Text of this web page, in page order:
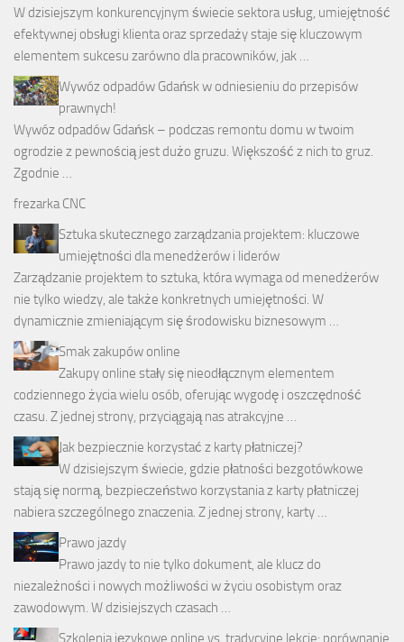
W dzisiejszym konkurencyjnym świecie sektora usług, umiejętność
efektywnej obsługi klienta oraz sprzedaży staje się kluczowym
elementem sukcesu zarówno dla pracowników, jak …
Wywóz odpadów Gdańsk w odniesieniu do przepisów
prawnych!
Wywóz odpadów Gdańsk – podczas remontu domu w twoim
ogrodzie z pewnością jest dużo gruzu. Większość z nich to gruz.
Zgodnie …
frezarka CNC
Sztuka skutecznego zarządzania projektem: kluczowe
umiejętności dla menedżerów i liderów
Zarządzanie projektem to sztuka, która wymaga od menedżerów
nie tylko wiedzy, ale także konkretnych umiejętności. W
dynamicznie zmieniającym się środowisku biznesowym …
Smak zakupów online
Zakupy online stały się nieodłącznym elementem
codziennego życia wielu osób, oferując wygodę i oszczędność
czasu. Z jednej strony, przyciągają nas atrakcyjne …
Jak bezpiecznie korzystać z karty płatniczej?
W dzisiejszym świecie, gdzie płatności bezgotówkowe
stają się normą, bezpieczeństwo korzystania z karty płatniczej
nabiera szczególnego znaczenia. Z jednej strony, karty …
Prawo jazdy
Prawo jazdy to nie tylko dokument, ale klucz do
niezależności i nowych możliwości w życiu osobistym oraz
zawodowym. W dzisiejszych czasach …
Szkolenia językowe online vs. tradycyjne lekcje: porównanie